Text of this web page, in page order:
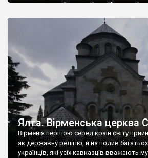
диктувати свої умови візантійському
Херсонесі Володимир-язичник, став
А потім було Хрещення Русі. На честь
Ялта. Вірменська церква
Вірменія першою серед країн світу
як державну релігію, й на подив
українців, які усіх кавказців вважають